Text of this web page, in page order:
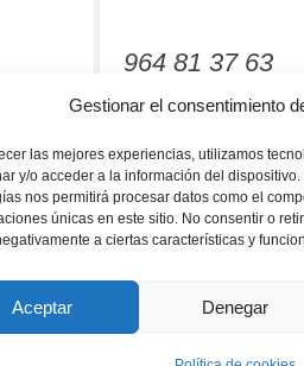
Gestionar el consentimiento
las mejores experiencias, utilizamos
y/o acceder a la información del
nos permitirá procesar datos como el
únicas en este sitio. No consentir o
a ciertas características y
Aceptar Denegar
964 81 37 63